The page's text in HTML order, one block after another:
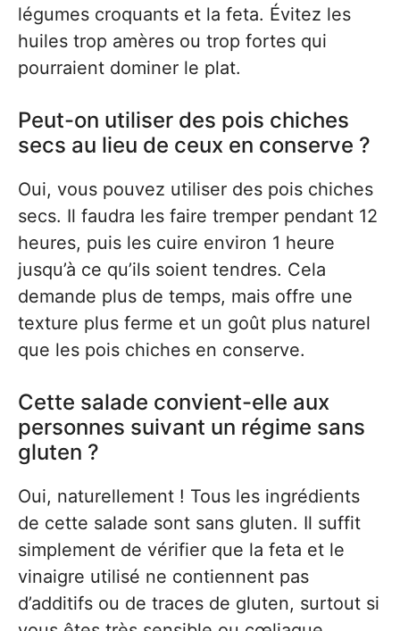
légumes croquants et la feta. Évitez les
huiles trop amères ou trop fortes qui
pourraient dominer le plat.
Peut-on utiliser des pois chiches
secs au lieu de ceux en conserve ?
Oui, vous pouvez utiliser des pois chiches
secs. Il faudra les faire tremper pendant 12
heures, puis les cuire environ 1 heure
jusqu’à ce qu’ils soient tendres. Cela
demande plus de temps, mais offre une
texture plus ferme et un goût plus naturel
que les pois chiches en conserve.
Cette salade convient-elle aux
personnes suivant un régime sans
gluten ?
Oui, naturellement ! Tous les ingrédients
de cette salade sont sans gluten. Il suffit
simplement de vérifier que la feta et le
vinaigre utilisé ne contiennent pas
d’additifs ou de traces de gluten, surtout si